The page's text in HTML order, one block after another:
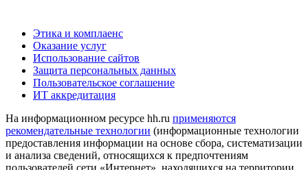
Этика и комплаенс
Оказание услуг
Использование сайтов
Защита персональных данных
Пользовательское соглашение
ИТ аккредитация
На информационном ресурсе hh.ru применяются
рекомендательные технологии (информационные технологии
предоставления информации на основе сбора, систематизации
и анализа сведений, относящихся к предпочтениям
пользователей сети «Интернет», находящихся на территории